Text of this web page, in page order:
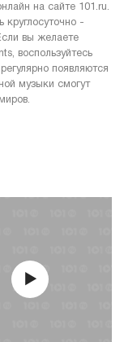
на сайте 101.ru.
-
вы желаете
воспользуйтесь
появляются
музыки смогут